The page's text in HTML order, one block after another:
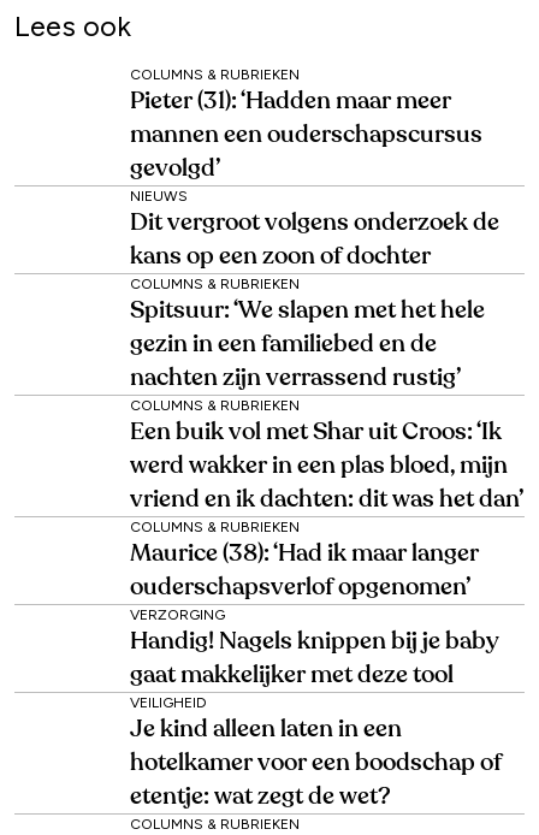
Lees ook
COLUMNS & RUBRIEKEN
Pieter (31): ‘Hadden maar meer
mannen een ouderschapscursus
gevolgd’
NIEUWS
Dit vergroot volgens onderzoek de
kans op een zoon of dochter
COLUMNS & RUBRIEKEN
Spitsuur: ‘We slapen met het hele
gezin in een familiebed en de
nachten zijn verrassend rustig’
COLUMNS & RUBRIEKEN
Een buik vol met Shar uit Croos: ‘Ik
werd wakker in een plas bloed, mijn
vriend en ik dachten: dit was het dan’
COLUMNS & RUBRIEKEN
Maurice (38): ‘Had ik maar langer
ouderschapsverlof opgenomen’
VERZORGING
Handig! Nagels knippen bij je baby
gaat makkelijker met deze tool
VEILIGHEID
Je kind alleen laten in een
hotelkamer voor een boodschap of
etentje: wat zegt de wet?
COLUMNS & RUBRIEKEN